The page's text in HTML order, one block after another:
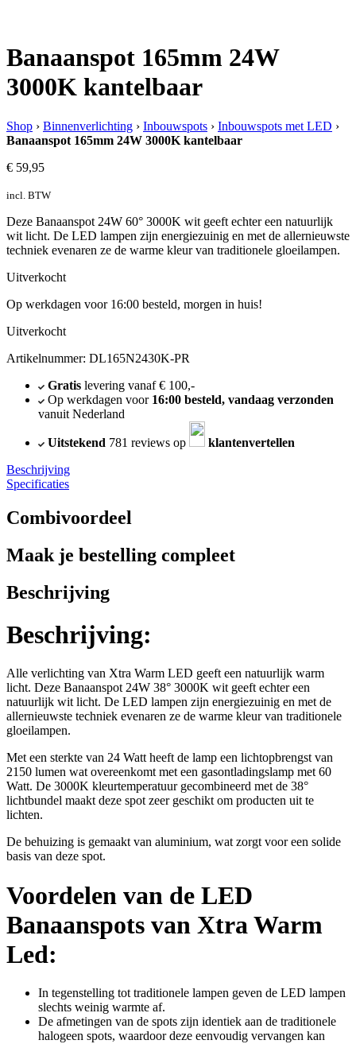
Banaanspot 165mm 24W
3000K kantelbaar
Shop › Binnenverlichting › Inbouwspots › Inbouwspots met LED ›
Banaanspot 165mm 24W 3000K kantelbaar
€ 59,95
incl. BTW
Deze Banaanspot 24W 60° 3000K wit geeft echter een natuurlijk
wit licht. De LED lampen zijn energiezuinig en met de allernieuwste
techniek evenaren ze de warme kleur van traditionele gloeilampen.
Uitverkocht
Op werkdagen voor 16:00 besteld, morgen in huis!
Uitverkocht
Artikelnummer: DL165N2430K-PR
Gratislevering vanaf € 100,-
Op werkdagen voor 16:00 besteld, vandaag verzonden
vanuit Nederland
Uitstekend 781 reviews op
klantenvertellen
Beschrijving
Specificaties
Combivoordeel
Maak je bestelling compleet
Beschrijving
Beschrijving:
Alle verlichting van Xtra Warm LED geeft een natuurlijk warm
licht. Deze Banaanspot 24W 38° 3000K wit geeft echter een
natuurlijk wit licht. De LED lampen zijn energiezuinig en met de
allernieuwste techniek evenaren ze de warme kleur van traditionele
gloeilampen.
Met een sterkte van 24 Watt heeft de lamp een lichtopbrengst van
2150 lumen wat overeenkomt met een gasontladingslamp met 60
Watt. De 3000K kleurtemperatuur gecombineerd met de 38°
lichtbundel maakt deze spot zeer geschikt om producten uit te
lichten.
De behuizing is gemaakt van aluminium, wat zorgt voor een solide
basis van deze spot.
Voordelen van de LED
Banaanspots van Xtra Warm
Led:
In tegenstelling tot traditionele lampen geven de LED lampen
slechts weinig warmte af.
De afmetingen van de spots zijn identiek aan de traditionele
halogeen spots, waardoor deze eenvoudig vervangen kan